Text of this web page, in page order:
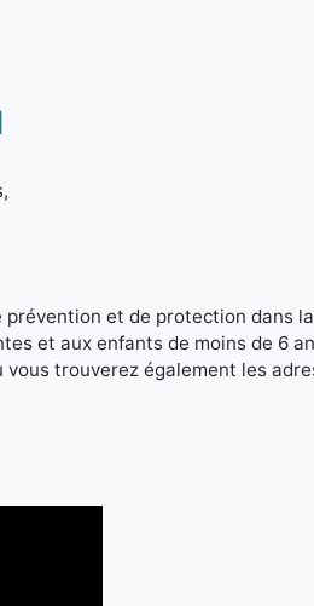
et de protection dans
et aux enfants de moins de 6
trouverez également les